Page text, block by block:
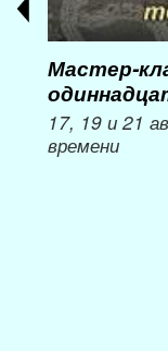
Мастер-
17, 19 и 21
времени